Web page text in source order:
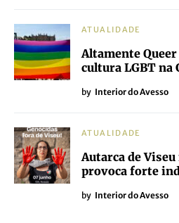
ATUALIDADE
Altamente
cultura LGBT na
by Interior do Avesso
ATUALIDADE
Autarca de
provoca forte
by Interior do Avesso